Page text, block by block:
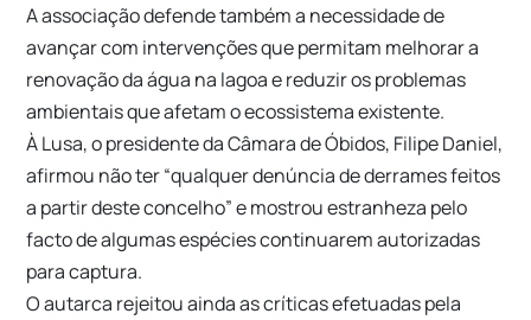
A associação defende também a necessidade de
avançar com intervenções que permitam melhorar a
renovação da água na lagoa e reduzir os problemas
ambientais que afetam o ecossistema existente.
À Lusa, o presidente da Câmara de Óbidos, Filipe Daniel,
afirmou não ter“qualquer denúncia de derrames feitos
a partir deste concelho”e mostrou estranheza pelo
facto de algumas espécies continuarem autorizadas
para captura.
O autarca rejeitou ainda as críticas efetuadas pela